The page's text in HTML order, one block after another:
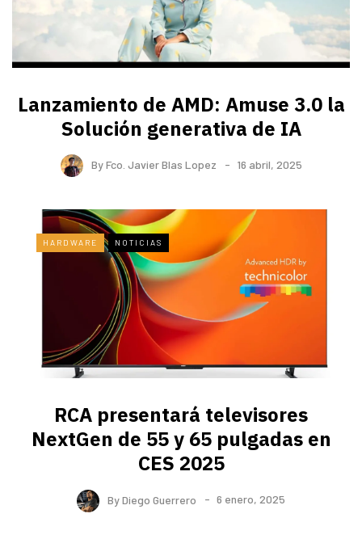
Lanzamiento de AMD: Amuse 3.0 la
Solución generativa de IA
ByFco. Javier Blas Lopez 16 abril, 2025
HARDWARE NOTICIAS
RCA presentará televisores
NextGen de 55 y 65 pulgadas en
CES 2025
ByDiego Guerrero 6 enero, 2025